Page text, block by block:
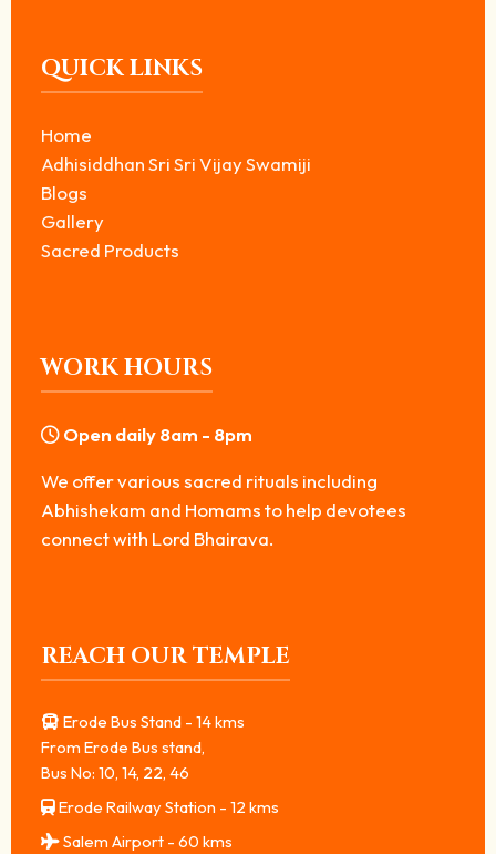
QUICK LINKS
Home
Adhisiddhan Sri Sri Vijay Swamiji
Blogs
Gallery
Sacred Products
WORK HOURS
Open daily 8am - 8pm
We offer various sacred rituals including
Abhishekam and Homams to help devotees
connect with Lord Bhairava.
REACH OUR TEMPLE
Erode Bus Stand - 14 kms
From Erode Bus stand,
Bus No: 10, 14, 22, 46
Erode Railway Station - 12 kms
Salem Airport - 60 kms